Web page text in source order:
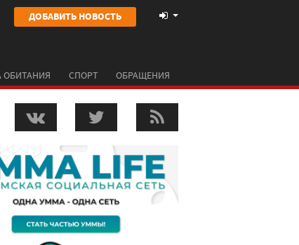
ДОБАВИТЬ НОВОСТЬ
ОБИТАНИЯ СПОРТ ОБРАЩЕНИЯ